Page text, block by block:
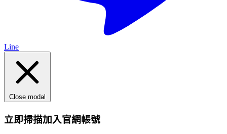
Line
Close modal
立即掃描加入官網帳號